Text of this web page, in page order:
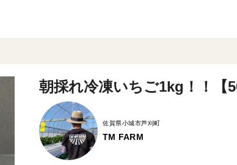
朝採れ冷凍いちご1kg！！【
佐賀県小城市芦刈町
TM FARM